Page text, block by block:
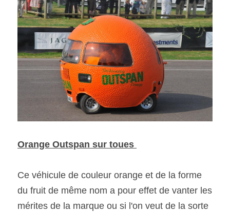
Orange Outspan sur toues
Ce véhicule de couleur orange et de la forme
du fruit de même nom a pour effet de vanter les
mérites de la marque ou si l'on veut de la sorte